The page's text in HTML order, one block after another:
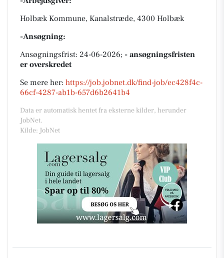
Holbæk Kommune, Kanalstræde, 4300 Holbæk
-Ansøgning:
Ansøgningsfrist: 24-06-2026; - ansøgningsfristen
er overskredet
Se mere her: https://job.jobnet.dk/find-job/ec428f4c-
66cf-4287-ab1b-657d6b2641b4
Data er automatisk hentet fra eksterne kilder, herunder
JobNet.
Kilde: JobNet